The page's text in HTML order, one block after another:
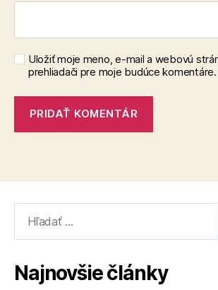
Uložiť moje meno, e-mail a webovú
prehliadači pre moje budúce komentáre.
Najnovšie články